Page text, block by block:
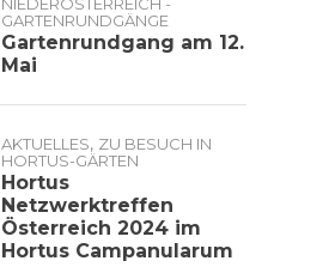
GARTENRUNDGÄNGE
Gartenrundgang am 12.
Mai
AKTUELLES, ZU BESUCH IN
HORTUS-GÄRTEN
Hortus
Netzwerktreffen
Österreich 2024 im
Hortus Campanularum